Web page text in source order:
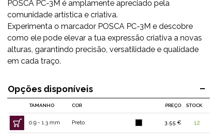
POSCA PC-3M é amplamente apreciado pela
comunidade artística e criativa.
Experimenta o marcador POSCA PC-3M e descobre
como ele pode elevar a tua expressão criativa a novas
alturas, garantindo precisão, versatilidade e qualidade
em cada traço.
Opções disponíveis
TAMANHO COR PREÇO STOCK
0.9 - 1.3 mm Preto 3.55 € 12